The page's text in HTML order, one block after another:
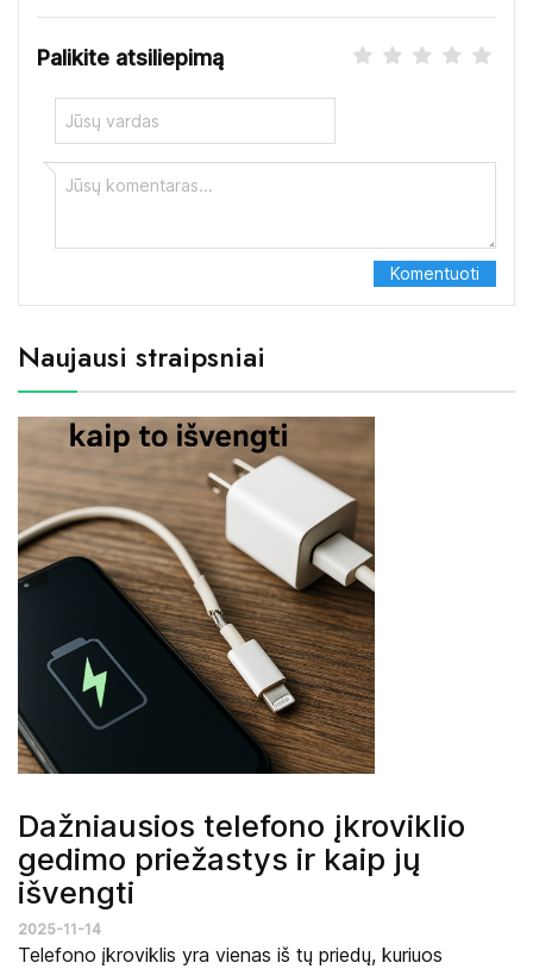
Palikite atsiliepimą
Naujausi straipsniai
Dažniausios telefono įkroviklio
gedimo priežastys ir kaip jų
išvengti
2025-11-14
Telefono įkroviklis yra vienas iš tų priedų, kuriuos